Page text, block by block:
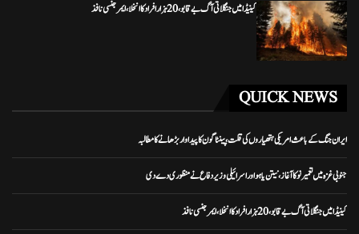
کینیڈا میں جنگلاتی آگ بے قابو، 20 ہزار افراد کا انخلا، ایمرجنسی نافذ
QUICK NEWS
ایران جنگ کے باعث امریکی ہتھیاروں کی قلت، پینٹاگون کا پیداوار بڑھانے کا مطالبہ
جنوبی غزہ میں تعمیر نو کا آغاز، نیتن یاہو اور اسرائیلی وزیر دفاع نے منظوری دے دی
کینیڈا میں جنگلاتی آگ بے قابو، 20 ہزار افراد کا انخلا، ایمرجنسی نافذ